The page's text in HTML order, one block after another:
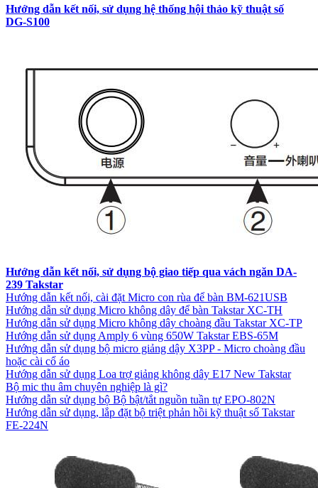
Hướng dẫn kết nối, sử dụng hệ thống hội thảo kỹ thuật số
DG-S100
Hướng dẫn kết nối, sử dụng bộ giao tiếp qua vách ngăn DA-
239 Takstar
Hướng dẫn kết nối, cài đặt Micro con rùa để bàn BM-621USB
Hướng dẫn sử dụng Micro không dây để bàn Takstar XC-TH
Hướng dẫn sử dụng Micro không dây choàng đầu Takstar XC-TP
Hướng dẫn sử dụng Amply 6 vùng 650W Takstar EBS-65M
Hướng dẫn sử dụng bộ micro giảng dậy X3PP - Micro choàng đầu
hoặc cài cổ áo
Hướng dẫn sử dụng Loa trợ giảng không dây E17 New Takstar
Bộ mic thu âm chuyên nghiệp là gì?
Hướng dẫn sử dụng bộ Bộ bật/tắt nguồn tuần tự EPO-802N
Hướng dẫn sử dụng, lắp đặt bộ triệt phản hồi kỹ thuật số Takstar
FE-224N